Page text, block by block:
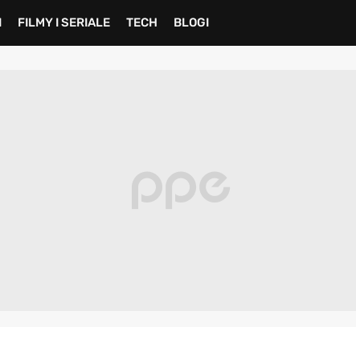
FILMY I SERIALE TECH BLOGI